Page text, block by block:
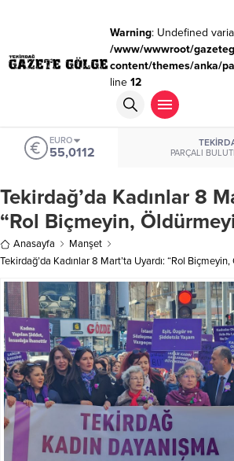
Warning: Undefined
/www/wwwroot/
content/themes/anka/
line 12
EURO
55,0112 PARÇALI
Tekirdağ’da Kadınlar 8
“Rol Biçmeyin,
Anasayfa
Manşet
Tekirdağ’da Kadınlar 8 Mart’ta Uyardı: “Rol